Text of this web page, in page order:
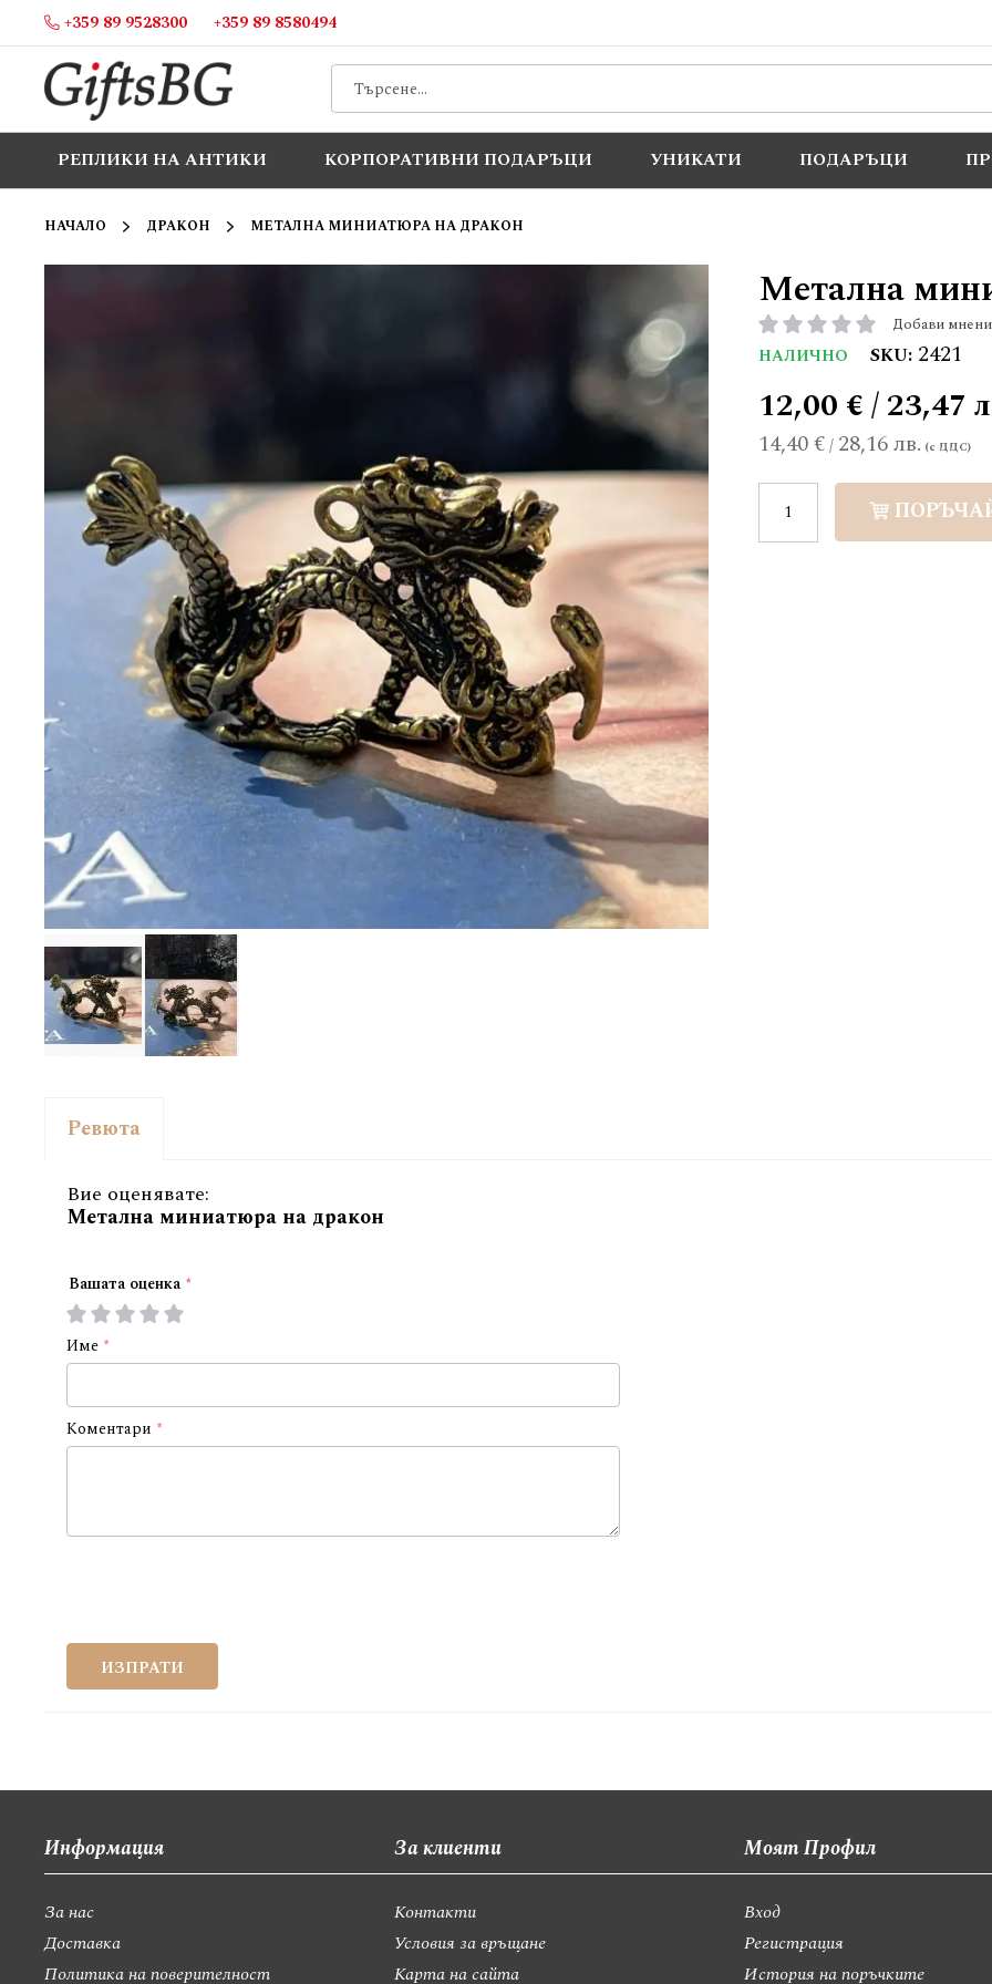
Прескачане
съдържанието
+359 89 9528300 +359 89 8580494
РЕПЛИКИ НА АНТИКИ КОРПОРАТИВНИ ПОДАРЪЦИ УНИКАТИ ПОДАРЪЦИ
НАЧАЛО ДРАКОН МЕТАЛНА МИНИАТЮРА НА ДРАКОН
Метална
рейтинг: Добави
НАЛИЧНО SKU 2421
14,40 €/ 28,16 лв.
12,00 € / 23,47
Ревюта
Вие оценявате:
Метална миниатюра на дракон
Вашата оценка
1
star
2
3
4
Име
Коментари
ИЗПРАТИ
Информация
За нас
Доставка
Политика на поверителност
За клиенти
Контакти
Условия за връщане
Карта на сайта
Моят Профил
Вход
Регистрация
История на поръчките